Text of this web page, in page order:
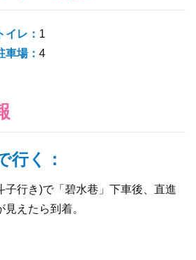
レ： 1
場： 4
行く：
子行き)で「碧水巷」下車後、直進
えたら到着。